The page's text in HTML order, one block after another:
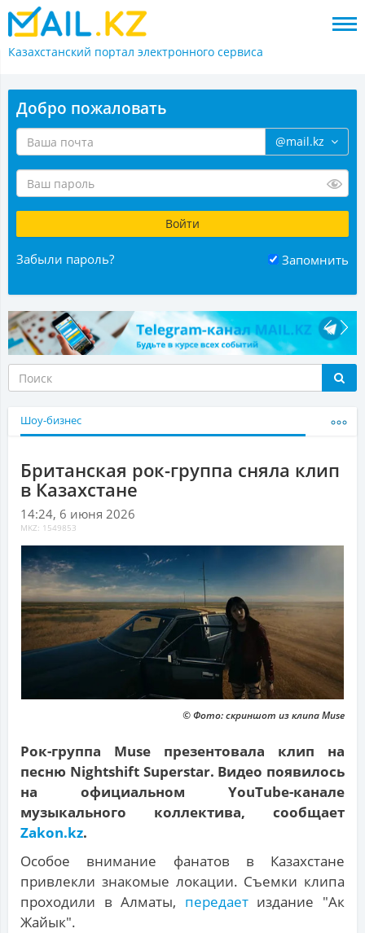
Казахстанский портал электронного сервиса
Добро пожаловать
@mail.kz
Забыли пароль? Запомнить
Шоу-бизнес
Британская рок-группа сняла клип
в Казахстане
14:24, 6 июня 2026
MKZ: 1549853
© Фото: скриншот из клипа Muse
Рок-группа Muse презентовала клип на
песню Nightshift Superstar. Видео появилось
на официальном YouTube-канале
музыкального коллектива, сообщает
Zakon.kz.
Особое внимание фанатов в Казахстане
привлекли знакомые локации. Съемки клипа
проходили в Алматы, передаетиздание "Ак
Жайык".